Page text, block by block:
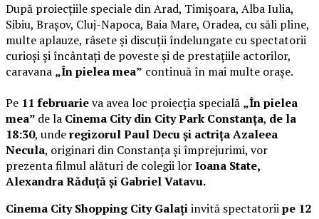
După proiecțiile speciale din Arad, Timișoara, Alba Iulia,
Sibiu, Brașov, Cluj-Napoca, Baia Mare, Oradea, cu săli pline,
multe aplauze, râsete și discuții îndelungate cu spectatorii
curioși și încântați de poveste și de prestațiile actorilor,
caravana „În pielea mea” continuă în mai multe orașe.
Pe 11 februarieva avea loc proiecția specială „În pielea
mea” de la Cinema City din City Park Constanța, de la
18:30, underegizorul Paul Decu și actrița Azaleea
Necula, originari din Constanța și împrejurimi, vor
prezenta filmul alături de colegii lorIoana State,
Alexandra Răduță și Gabriel Vatavu.
Cinema City Shopping City Galațiinvită spectatoriipe 12